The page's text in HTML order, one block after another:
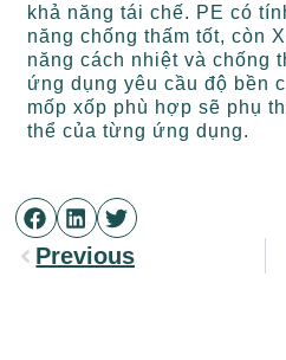
khả năng tái chế. PE có
năng chống thấm tốt, còn
năng cách nhiệt và chống
ứng dụng yêu cầu độ bền
mốp xốp phù hợp sẽ phụ
thể của từng ứng dụng.
Previous